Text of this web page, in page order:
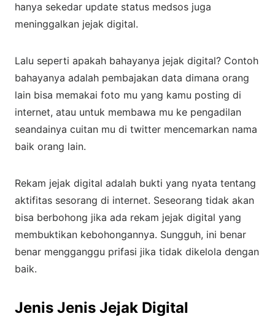
hanya sekedar update status medsos juga
meninggalkan jejak digital.
Lalu seperti apakah bahayanya jejak digital? Contoh
bahayanya adalah pembajakan data dimana orang
lain bisa memakai foto mu yang kamu posting di
internet, atau untuk membawa mu ke pengadilan
seandainya cuitan mu di twitter mencemarkan nama
baik orang lain.
Rekam jejak digital adalah bukti yang nyata tentang
aktifitas sesorang di internet. Seseorang tidak akan
bisa berbohong jika ada rekam jejak digital yang
membuktikan kebohongannya. Sungguh, ini benar
benar mengganggu prifasi jika tidak dikelola dengan
baik.
Jenis Jenis Jejak Digital